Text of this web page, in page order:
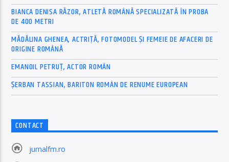
BIANCA DENISA RĂZOR, ATLETĂ ROMÂNĂ SPECIALIZATĂ ÎN PROBA
DE 400 METRI
MĂDĂLINA GHENEA, ACTRIȚĂ, FOTOMODEL ȘI FEMEIE DE AFACERI DE
ORIGINE ROMÂNĂ
EMANOIL PETRUȚ, ACTOR ROMÂN
ȘERBAN TASSIAN, BARITON ROMÂN DE RENUME EUROPEAN
CONTACT
jurnalfm.ro